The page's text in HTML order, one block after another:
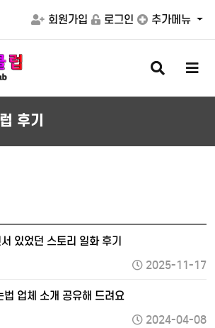
회원가입 로그인 추가메뉴
검
색
버
메
버
후기
있었던 스토리 일화 후기
2025-11-17
법 업체 소개 공유해 드려요
2024-04-08